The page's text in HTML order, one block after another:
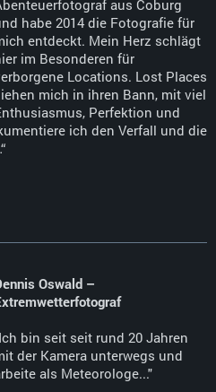
aus Coburg
habe 2014 die Fotografie für
entdeckt. Mein Herz schlägt
im Besonderen für
Locations. Lost Places
mich in ihren Bann, mit viel
Perfektion und
ich den Verfall und die
Oswald –
bin seit seit rund 20 Jahren
der Kamera unterwegs und
als Meteorologe..."